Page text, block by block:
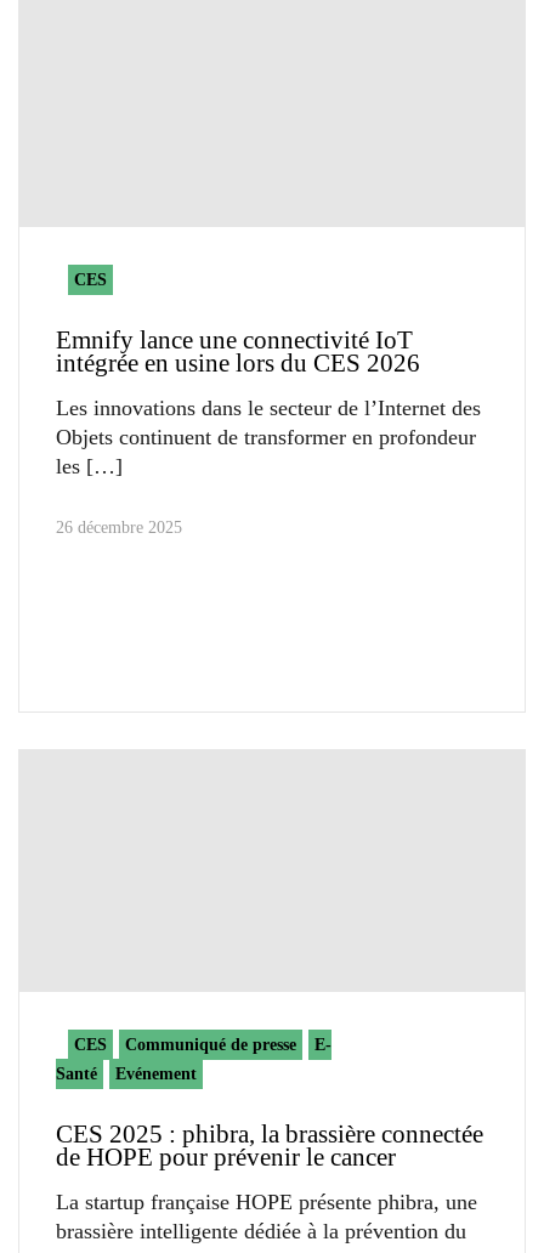
CES
Emnify lance une connectivité IoT
intégrée en usine lors du CES 2026
Les innovations dans le secteur de l’Internet des
Objets continuent de transformer en profondeur
les
26 décembre 2025
CES Communiqué de presse
E-
Santé
Evénement
CES 2025 : phibra, la brassière connectée
de HOPE pour prévenir le cancer
La startup française HOPE présente phibra, une
brassière intelligente dédiée à la prévention du